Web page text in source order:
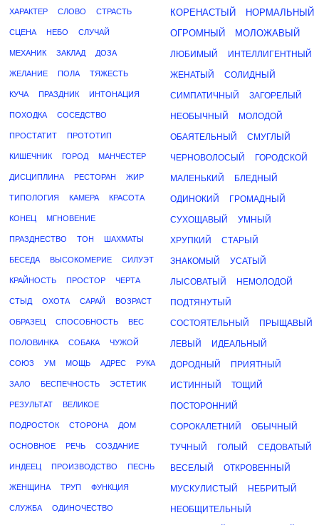
ХАРАКТЕР СЛОВО СТРАСТЬ
СЦЕНА НЕБО СЛУЧАЙ
МЕХАНИК ЗАКЛАД ДОЗА
ЖЕЛАНИЕ ПОЛА ТЯЖЕСТЬ
КУЧА ПРАЗДНИК ИНТОНАЦИЯ
ПОХОДКА СОСЕДСТВО
ПРОСТАТИТ ПРОТОТИП
КИШЕЧНИК ГОРОД МАНЧЕСТЕР
ДИСЦИПЛИНА РЕСТОРАН ЖИР
ТИПОЛОГИЯ КАМЕРА КРАСОТА
КОНЕЦ МГНОВЕНИЕ
ПРАЗДНЕСТВО ТОН ШАХМАТЫ
БЕСЕДА ВЫСОКОМЕРИЕ СИЛУЭТ
КРАЙНОСТЬ ПРОСТОР ЧЕРТА
СТЫД ОХОТА САРАЙ ВОЗРАСТ
ОБРАЗЕЦ СПОСОБНОСТЬ ВЕС
ПОЛОВИНКА СОБАКА ЧУЖОЙ
СОЮЗ УМ МОЩЬ АДРЕС РУКА
ЗАЛО БЕСПЕЧНОСТЬ ЭСТЕТИК
РЕЗУЛЬТАТ ВЕЛИКОЕ
ПОДРОСТОК СТОРОНА ДОМ
ОСНОВНОЕ РЕЧЬ СОЗДАНИЕ
ИНДЕЕЦ ПРОИЗВОДСТВО ПЕСНЬ
ЖЕНЩИНА ТРУП ФУНКЦИЯ
СЛУЖБА ОДИНОЧЕСТВО
КОРЕНАСТЫЙ
НОРМАЛЬНЫЙ
ОГРОМНЫЙ
МОЛОЖАВЫЙ
ЛЮБИМЫЙ ИНТЕЛЛИГЕНТНЫЙ
ЖЕНАТЫЙ СОЛИДНЫЙ
СИМПАТИЧНЫЙ ЗАГОРЕЛЫЙ
НЕОБЫЧНЫЙ МОЛОДОЙ
ОБАЯТЕЛЬНЫЙ СМУГЛЫЙ
ЧЕРНОВОЛОСЫЙ ГОРОДСКОЙ
МАЛЕНЬКИЙ БЛЕДНЫЙ
ОДИНОКИЙ ГРОМАДНЫЙ
СУХОЩАВЫЙ УМНЫЙ
ХРУПКИЙ СТАРЫЙ
ЗНАКОМЫЙ УСАТЫЙ
ЛЫСОВАТЫЙ НЕМОЛОДОЙ
ПОДТЯНУТЫЙ
СОСТОЯТЕЛЬНЫЙ ПРЫЩАВЫЙ
ЛЕВЫЙ ИДЕАЛЬНЫЙ
ДОРОДНЫЙ ПРИЯТНЫЙ
ИСТИННЫЙ ТОЩИЙ
ПОСТОРОННИЙ
СОРОКАЛЕТНИЙ ОБЫЧНЫЙ
ТУЧНЫЙ ГОЛЫЙ СЕДОВАТЫЙ
ВЕСЕЛЫЙ ОТКРОВЕННЫЙ
МУСКУЛИСТЫЙ НЕБРИТЫЙ
НЕОБЩИТЕЛЬНЫЙ